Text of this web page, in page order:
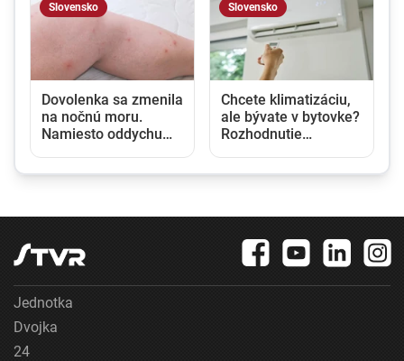
Slovensko
Dovolenka sa zmenila
na nočnú moru.
Namiesto oddychu
Slovensko
Chcete klimatizáciu,
ale bývate v bytovke?
Rozhodnutie
Jednotka
Dvojka
24